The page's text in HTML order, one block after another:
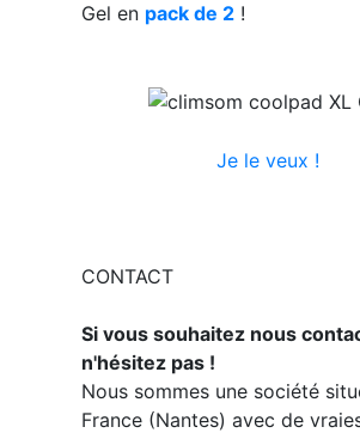
Gel en pack de 2!
Je le veux !
CONTACT
Si vous souhaitez nous
n'hésitez pas !
Nous sommes une société
France (Nantes) avec de